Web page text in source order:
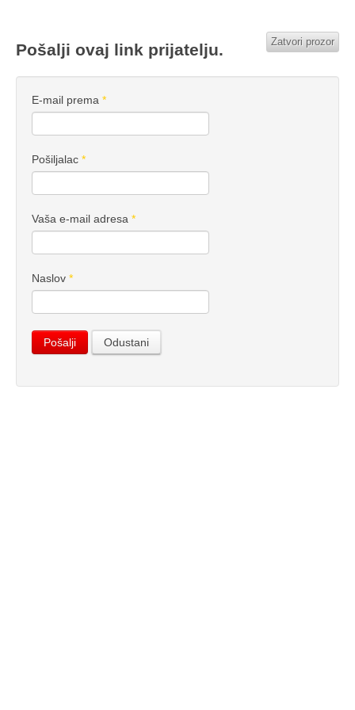
Pošalji ovaj link prijatelju. Zatvori prozor
E-mail prema *
Pošiljalac *
Vaša e-mail adresa *
Naslov *
Pošalji Odustani